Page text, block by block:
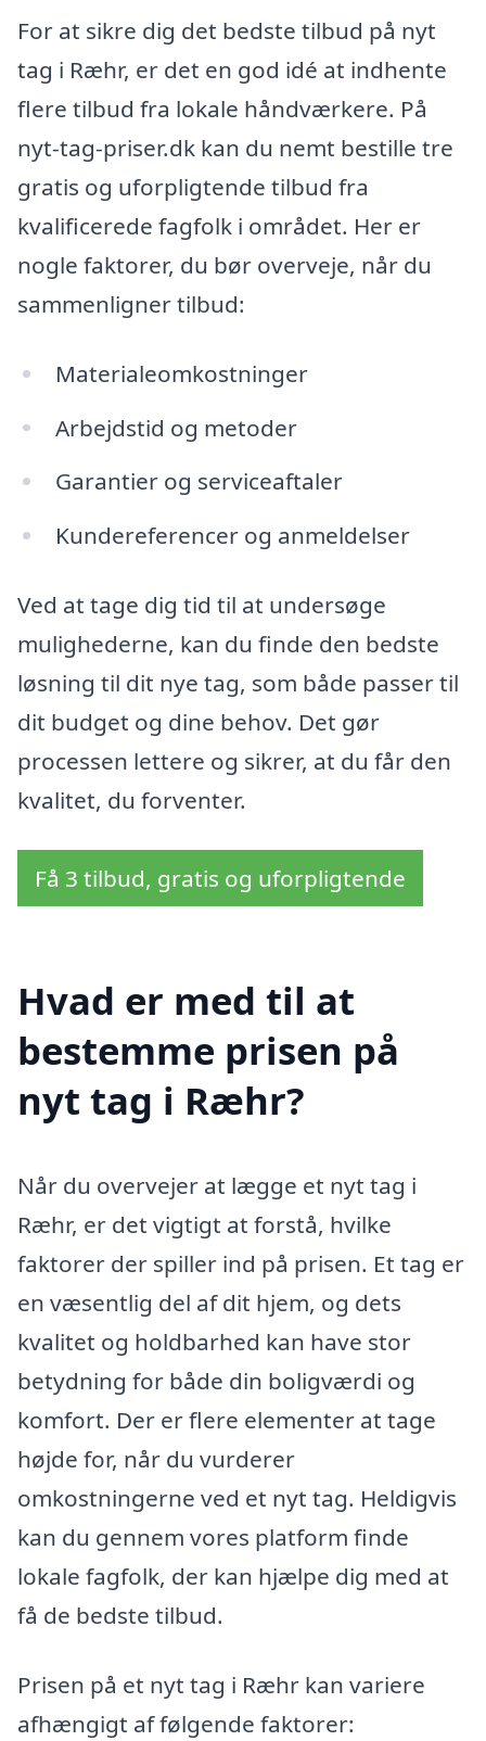
For at sikre dig det bedste tilbud på nyt
tag i Ræhr, er det en god idé at indhente
flere tilbud fra lokale håndværkere. På
nyt-tag-priser.dk kan du nemt bestille tre
gratis og uforpligtende tilbud fra
kvalificerede fagfolk i området. Her er
nogle faktorer, du bør overveje, når du
sammenligner tilbud:
Materialeomkostninger
Arbejdstid og metoder
Garantier og serviceaftaler
Kundereferencer og anmeldelser
Ved at tage dig tid til at undersøge
mulighederne, kan du finde den bedste
løsning til dit nye tag, som både passer til
dit budget og dine behov. Det gør
processen lettere og sikrer, at du får den
kvalitet, du forventer.
Få 3 tilbud, gratis og uforpligtende
Hvad er med til at
bestemme prisen på
nyt tag i Ræhr?
Når du overvejer at lægge et nyt tag i
Ræhr, er det vigtigt at forstå, hvilke
faktorer der spiller ind på prisen. Et tag er
en væsentlig del af dit hjem, og dets
kvalitet og holdbarhed kan have stor
betydning for både din boligværdi og
komfort. Der er flere elementer at tage
højde for, når du vurderer
omkostningerne ved et nyt tag. Heldigvis
kan du gennem vores platform finde
lokale fagfolk, der kan hjælpe dig med at
få de bedste tilbud.
Prisen på et nyt tag i Ræhr kan variere
afhængigt af følgende faktorer: